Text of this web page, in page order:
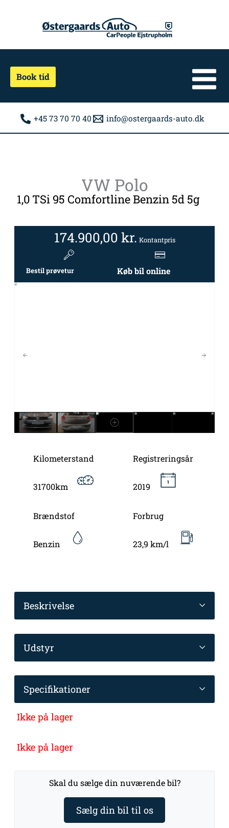
Book tid
+45 73 70 70 40 info@ostergaards-auto.dk
VW Polo
1,0 TSi 95 Comfortline Benzin 5d 5g
174.900,00 kr. Kontantpris
Bestil prøvetur Køb bil online
Kilometerstand
31700km
Registreringsår
2019
Brændstof
Benzin
Forbrug
23,9 km/l
Beskrivelse
Udstyr
Specifikationer
Ikke på lager
Ikke på lager
Skal du sælge din nuværende bil?
Sælg din bil til os